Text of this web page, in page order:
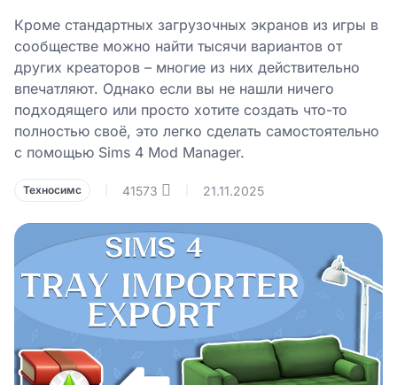
Кроме стандартных загрузочных экранов из игры в
сообществе можно найти тысячи вариантов от
других креаторов – многие из них действительно
впечатляют. Однако если вы не нашли ничего
подходящего или просто хотите создать что-то
полностью своё, это легко сделать самостоятельно
с помощью Sims 4 Mod Manager.
Техносимс 41573 21.11.2025